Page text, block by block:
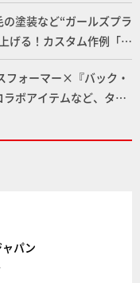
ビュー！
塗装など“ガールズプラ
げる！カスタム作例「白
アルカナディアプラモ
月）11:59まで応募受付
フォーマー×『バック・
ボアイテムなど、タカ
パン